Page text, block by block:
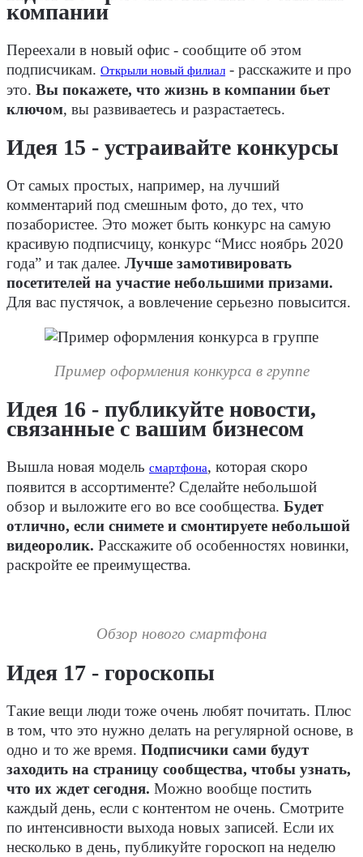
компании
Переехали в новый офис - сообщите об этом
подписчикам. Открыли новый филиал - расскажите и про
это. Вы покажете, что жизнь в компании бьет
ключом, вы развиваетесь и разрастаетесь.
Идея 15 - устраивайте конкурсы
От самых простых, например, на лучший
комментарий под смешным фото, до тех, что
позабористее. Это может быть конкурс на самую
красивую подписчицу, конкурс “Мисс ноябрь 2020
года” и так далее. Лучше замотивировать
посетителей на участие небольшими призами.
Для вас пустячок, а вовлечение серьезно повысится.
Пример оформления конкурса в группе
Идея 16 - публикуйте новости,
связанные с вашим бизнесом
Вышла новая модель смартфона, которая скоро
появится в ассортименте? Сделайте небольшой
обзор и выложите его во все сообщества. Будет
отлично, если снимете и смонтируете небольшой
видеоролик. Расскажите об особенностях новинки,
раскройте ее преимущества.
Обзор нового смартфона
Идея 17 - гороскопы
Такие вещи люди тоже очень любят почитать. Плюс
в том, что это нужно делать на регулярной основе, в
одно и то же время. Подписчики сами будут
заходить на страницу сообщества, чтобы узнать,
что их ждет сегодня. Можно вообще постить
каждый день, если с контентом не очень. Смотрите
по интенсивности выхода новых записей. Если их
несколько в день, публикуйте гороскоп на неделю